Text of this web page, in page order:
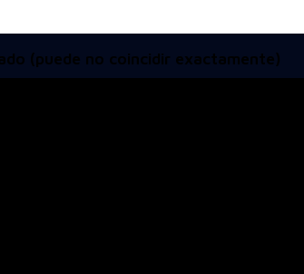
(puede no coincidir exactamente)